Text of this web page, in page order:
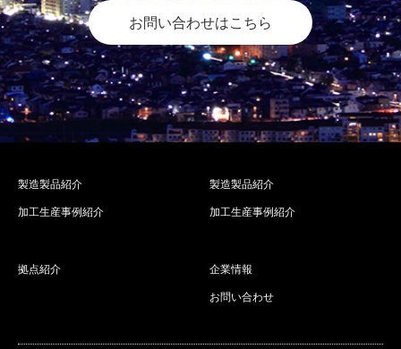
お問い合わせはこちら
製造製品紹介
加工生産事例紹介
製造製品紹介
加工生産事例紹介
拠点紹介
企業情報
お問い合わせ